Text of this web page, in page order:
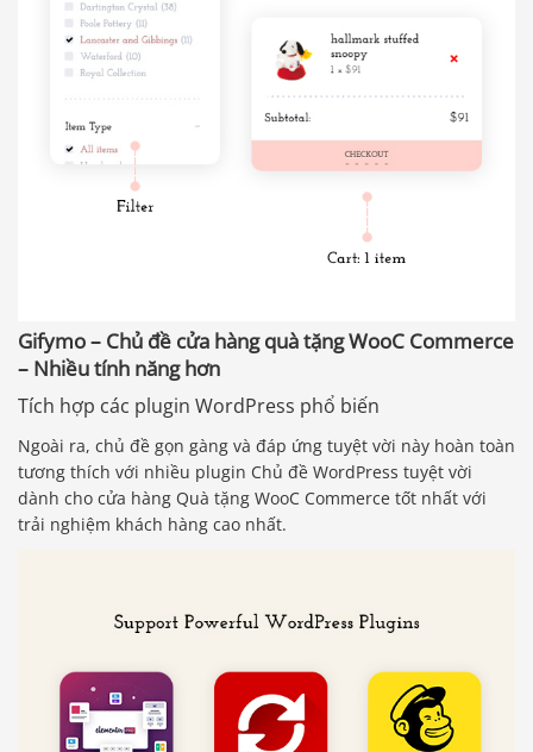
Gifymo – Chủ đề cửa hàng quà tặng WooC Commerce
– Nhiều tính năng hơn
Tích hợp các plugin WordPress phổ biến
Ngoài ra, chủ đề gọn gàng và đáp ứng tuyệt vời này hoàn toàn
tương thích với nhiều plugin Chủ đề WordPress tuyệt vời
dành cho cửa hàng Quà tặng WooC Commerce tốt nhất với
trải nghiệm khách hàng cao nhất.